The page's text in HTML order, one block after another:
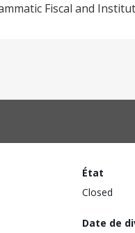
Fiscal and
État
Closed
Date de